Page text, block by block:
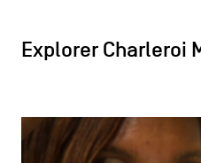
Explorer Charleroi